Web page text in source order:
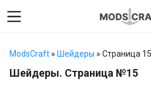
ModsCraft » Шейдеры » Страница 15
Шейдеры. Страница №15